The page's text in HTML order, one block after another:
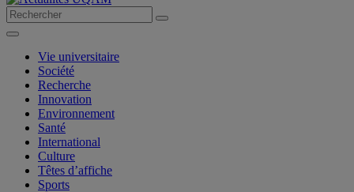
Vie universitaire
Société
Recherche
Innovation
Environnement
Santé
International
Culture
Têtes d’affiche
Sports